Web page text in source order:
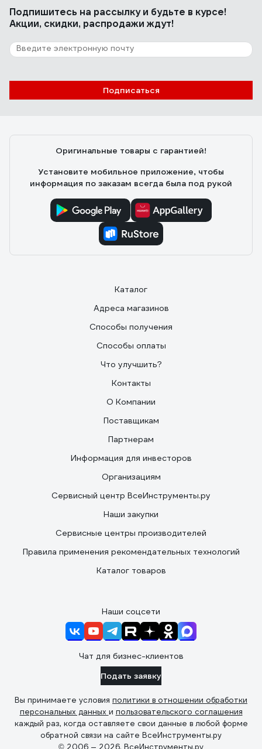
Подпишитесь на рассылкуи будьте в курсе!
Акции, скидки, распродажи ждут!
Подписаться
Оригинальные товары с гарантией!
Установите мобильное приложение, чтобы
информация по заказам всегда была под рукой
Каталог
Адреса магазинов
Способы получения
Способы оплаты
Что улучшить?
Контакты
О Компании
Поставщикам
Партнерам
Информация для инвесторов
Организациям
Сервисный центр ВсеИнструменты.ру
Наши закупки
Сервисные центры производителей
Правила применения рекомендательных технологий
Каталог товаров
Наши соцсети
Чат для бизнес-клиентов
Подать заявку
Вы принимаете условия политики в отношении обработки
персональных данных и пользовательского соглашения
каждый раз, когда оставляете свои данные в любой форме
обратной связи на сайте ВсеИнструменты.ру
© 2006 — 2026. ВсеИнструменты.ру